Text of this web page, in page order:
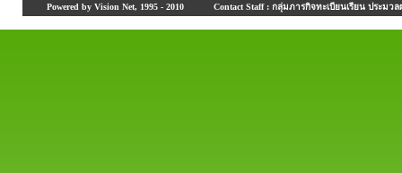
Powered by Vision Net, 1995 - 2010 Contact Staff : กลุ่มภารกิจทะเบียนเรียน ประมวล